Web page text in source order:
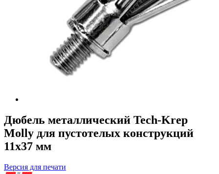
Дюбель металлический Tech-Krep
Molly для пустотелых конструкций
11х37 мм
Версия для печати